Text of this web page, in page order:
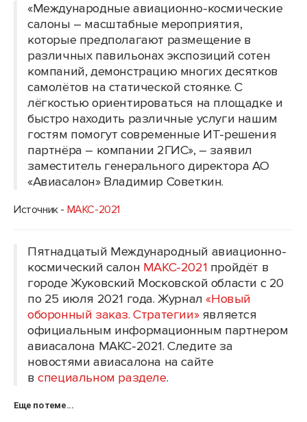
«Международные авиационно-космические
салоны – масштабные мероприятия,
которые предполагают размещение в
различных павильонах экспозиций сотен
компаний, демонстрацию многих десятков
самолётов на статической стоянке. С
лёгкостью ориентироваться на площадке и
быстро находить различные услуги нашим
гостям помогут современные ИТ-решения
партнёра – компании 2ГИС», – заявил
заместитель генерального директора АО
«Авиасалон» Владимир Советкин.
Источник - МАКС-2021
Пятнадцатый Международный авиационно-
космический салон МАКС-2021 пройдёт в
городе Жуковский Московской области с 20
по 25 июля 2021 года. Журнал«Новый
оборонный заказ. Стратегии»является
официальным информационным партнером
авиасалона МАКС-2021. Следите за
новостями авиасалона на сайте
вспециальном разделе.
Еще по теме...